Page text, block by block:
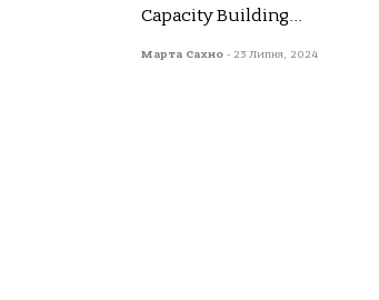
Capacity Building...
Марта Сахно - 23 Липня, 2024